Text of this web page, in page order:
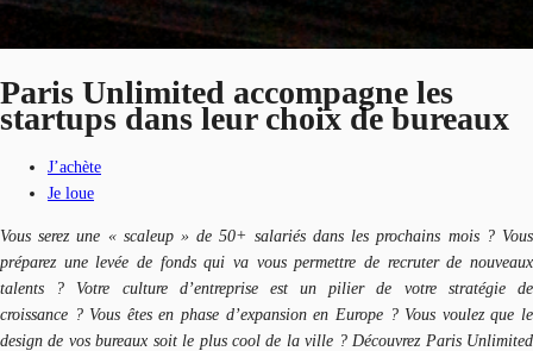
Paris Unlimited accompagne les
startups dans leur choix de bureaux
J’achète
Je loue
Vous serez une « scaleup » de 50+ salariés dans les prochains mois ? Vous
préparez une levée de fonds qui va vous permettre de recruter de nouveaux
talents ? Votre culture d’entreprise est un pilier de votre stratégie de
croissance ? Vous êtes en phase d’expansion en Europe ? Vous voulez que le
design de vos bureaux soit le plus cool de la ville ? Découvrez Paris Unlimited